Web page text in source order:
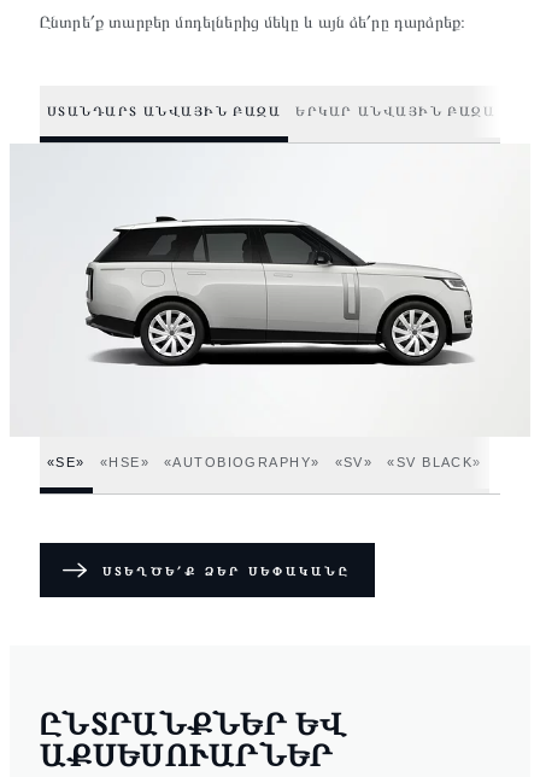
Ընտրե՛ք տարբեր մոդելներից մեկը և այն ձե՛րը դարձրեք։
ՍՏԱՆԴԱՐՏ ԱՆՎԱՅԻՆ ԲԱԶԱ ԵՐԿԱՐ ԱՆՎԱՅԻՆ ԲԱԶԱ
«SE» «HSE» «AUTOBIOGRAPHY» «SV» «SV BLACK»
ՍՏԵՂԾԵ՛Ք ՁԵՐ ՍԵՓԱԿԱՆԸ
ԸՆՏՐԱՆՔՆԵՐ ԵՎ
ԱՔՍԵՍՈՒԱՐՆԵՐ